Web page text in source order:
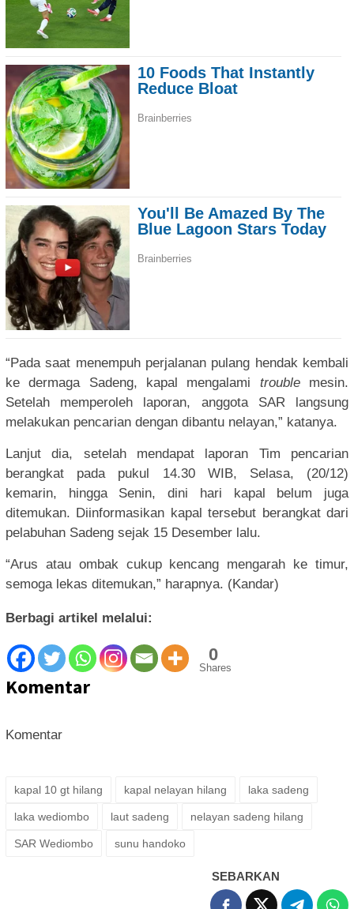
“Pada saat menempuh perjalanan pulang hendak kembali
ke dermaga Sadeng, kapal mengalami troublemesin.
Setelah memperoleh laporan, anggota SAR langsung
melakukan pencarian dengan dibantu nelayan,” katanya.
Lanjut dia, setelah mendapat laporan Tim pencarian
berangkat pada pukul 14.30 WIB, Selasa, (20/12)
kemarin, hingga Senin, dini hari kapal belum juga
ditemukan. Diinformasikan kapal tersebut berangkat dari
pelabuhan Sadeng sejak 15 Desember lalu.
“Arus atau ombak cukup kencang mengarah ke timur,
semoga lekas ditemukan,” harapnya. (Kandar)
Berbagi artikel melalui:
0
Shares
Komentar
Komentar
kapal 10 gt hilang kapal nelayan hilang laka sadeng
laka wediombo laut sadeng nelayan sadeng hilang
SAR Wediombo sunu handoko
SEBARKAN